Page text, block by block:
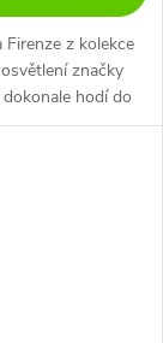
Firenze z kolekce
značky
hodí do
domácností